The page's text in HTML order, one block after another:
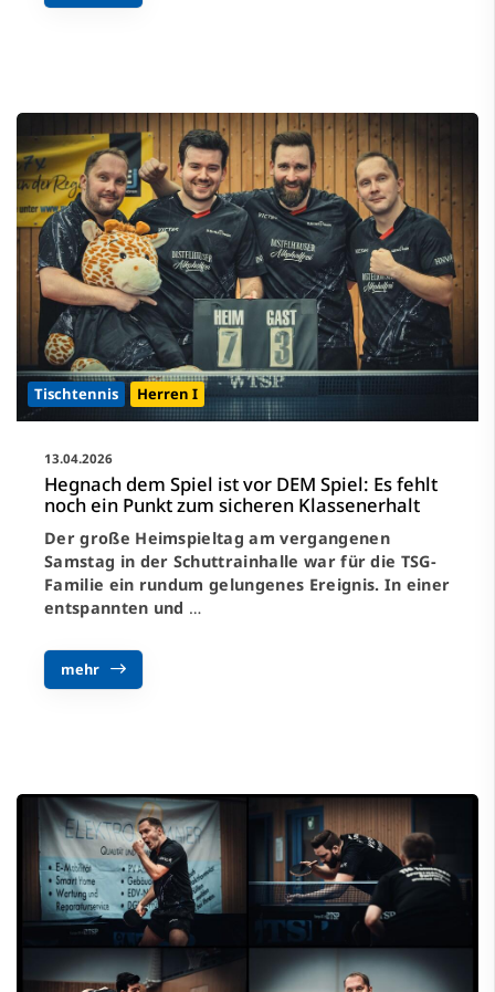
Tischtennis Herren I
13.04.2026
Hegnach dem Spiel ist vor DEM Spiel: Es fehlt
noch ein Punkt zum sicheren Klassenerhalt
Der große Heimspieltag am vergangenen
Samstag in der Schuttrainhalle war für die TSG-
Familie ein rundum gelungenes Ereignis. In einer
entspannten und …
mehr